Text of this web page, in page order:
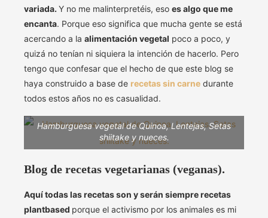
variada. Y no me malinterpretéis, eso es algo que me
encanta. Porque eso significa que mucha gente se está
acercando a la alimentación vegetal poco a poco, y
quizá no tenían ni siquiera la intención de hacerlo. Pero
tengo que confesar que el hecho de que este blog se
haya construido a base de recetas sin carne durante
todos estos años no es casualidad.
Hamburguesa vegetal de Quinoa, Lentejas, Setas
shiitake y nueces.
Blog de recetas vegetarianas (veganas).
Aquí todas las recetas son y serán siempre recetas
plantbased porque el activismo por los animales es mi